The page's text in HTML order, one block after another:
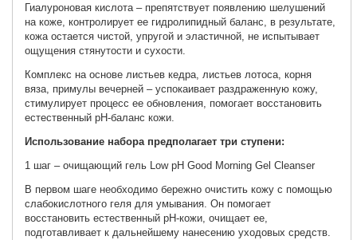
Гиалуроновая кислота – препятствует появлению шелушений
на коже, контролирует ее гидролипидный баланс, в результате,
кожа остается чистой, упругой и эластичной, не испытывает
ощущения стянутости и сухости.
Комплекс на основе листьев кедра, листьев лотоса, корня
вяза, примулы вечерней – успокаивает раздраженную кожу,
стимулирует процесс ее обновления, помогает восстановить
естественный рН-баланс кожи.
Использование набора предполагает три ступени:
1 шаг – очищающий гель Low pH Good Morning Gel Cleanser
В первом шаге необходимо бережно очистить кожу с помощью
слабокислотного геля для умывания. Он помогает
восстановить естественный рН-кожи, очищает ее,
подготавливает к дальнейшему нанесению уходовых средств.